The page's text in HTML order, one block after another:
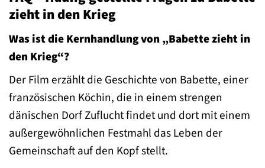
zieht in den Krieg
Was ist die Kernhandlung von „Babette zieht in
den Krieg“?
Der Film erzählt die Geschichte von Babette, einer
französischen Köchin, die in einem strengen
dänischen Dorf Zuflucht findet und dort mit einem
außergewöhnlichen Festmahl das Leben der
Gemeinschaft auf den Kopf stellt.